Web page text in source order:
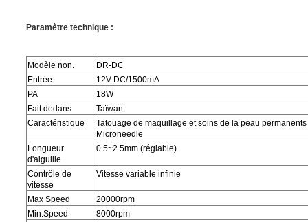
Paramètre technique :
Modèle non.
DR-DC
Entrée
12V DC/1500mA
PA
18W
Fait dedans
Taïwan
Caractéristique
Tatouage de maquillage et soins de la peau
Microneedle
Longueur
d'aiguille
0.5~2.5mm (réglable)
Contrôle de
vitesse
Vitesse variable infinie
Max Speed
20000rpm
Min.Speed
8000rpm